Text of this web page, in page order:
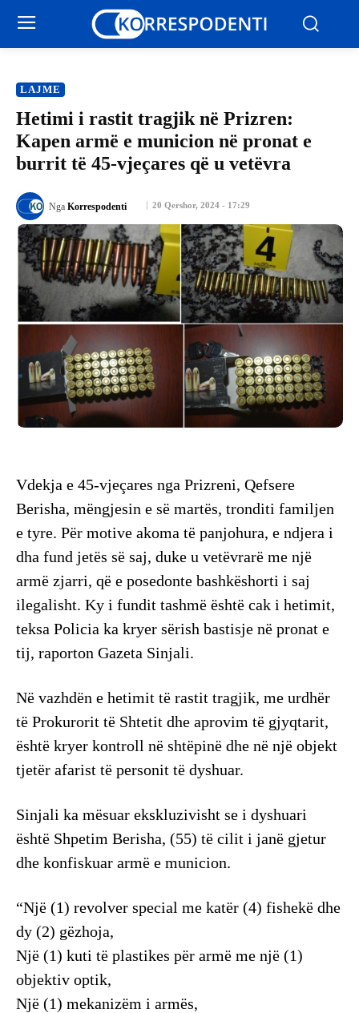
LAJME
Hetimi i rastit tragjik në Prizren:
Kapen armë e municion në pronat e
burrit të 45-vjeçares që u vetëvra
20 Qershor, 2024 - 17:29
Nga Korrespodenti
Vdekja e 45-vjeçares nga Prizreni, Qefsere
Berisha, mëngjesin e së martës, tronditi familjen
e tyre. Për motive akoma të panjohura, e ndjera i
dha fund jetës së saj, duke u vetëvrarë me një
armë zjarri, që e posedonte bashkëshorti i saj
ilegalisht. Ky i fundit tashmë është cak i hetimit,
teksa Policia ka kryer sërish bastisje në pronat e
tij, raporton Gazeta Sinjali.
Në vazhdën e hetimit të rastit tragjik, me urdhër
të Prokurorit të Shtetit dhe aprovim të gjyqtarit,
është kryer kontroll në shtëpinë dhe në një objekt
tjetër afarist të personit të dyshuar.
Sinjali ka mësuar ekskluzivisht se i dyshuari
është Shpetim Berisha, (55) të cilit i janë gjetur
dhe konfiskuar armë e municion.
“Një (1) revolver special me katër (4) fishekë dhe
dy (2) gëzhoja,
Një (1) kuti të plastikes për armë me një (1)
objektiv optik,
Një (1) mekanizëm i armës,